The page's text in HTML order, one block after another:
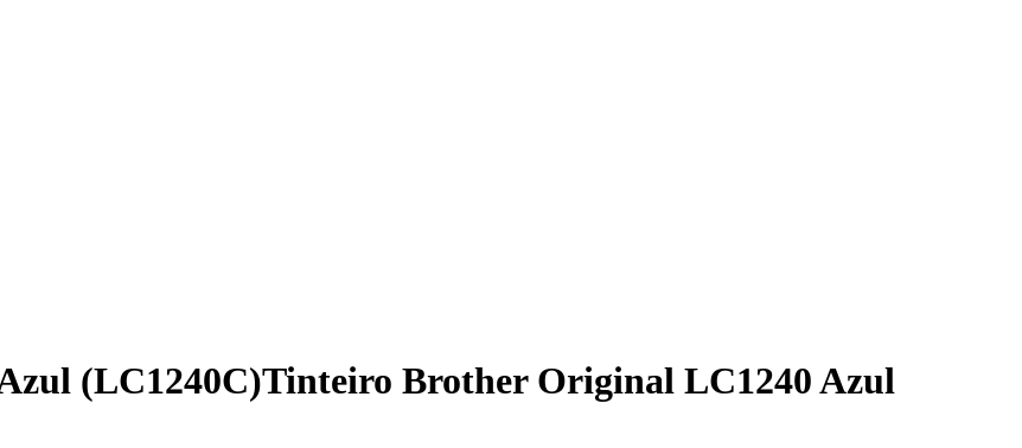
(LC1240C)Tinteiro Brother Original LC1240 Azul